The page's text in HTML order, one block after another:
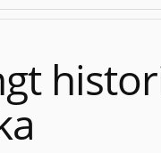
van Oost-Europa